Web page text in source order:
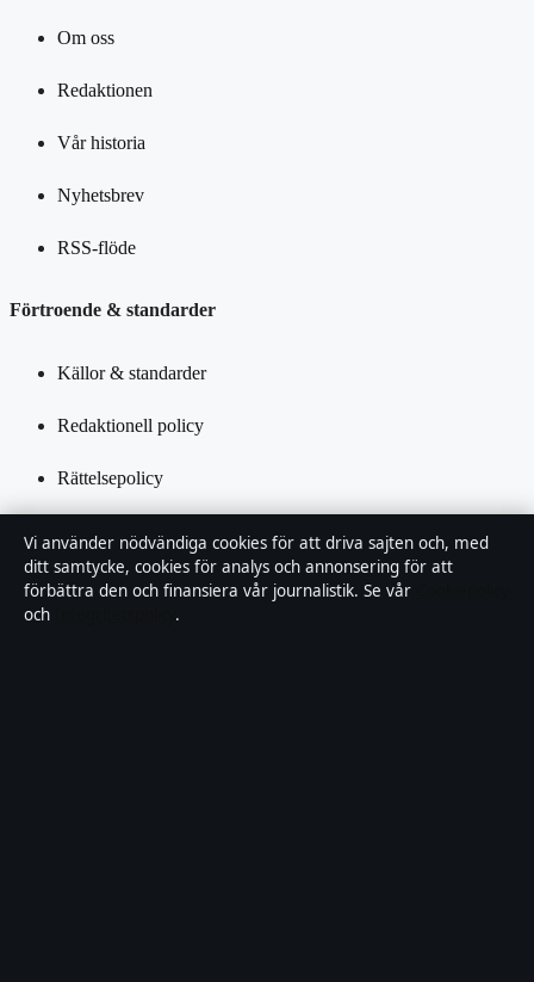
Om oss
Redaktionen
Vår historia
Nyhetsbrev
RSS-flöde
Förtroende & standarder
Källor & standarder
Redaktionell policy
Rättelsepolicy
Integritetspolicy
Vi använder nödvändiga cookies för att driva sajten och, med
ditt samtycke, cookies för analys och annonsering för att
förbättra den och finansiera vår journalistik. Se vår
och
.